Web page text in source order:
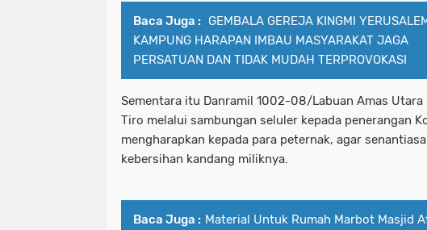
Baca Juga : GEMBALA GEREJA KINGMI
KAMPUNG HARAPAN IMBAU MASYARAKAT JAGA
PERSATUAN DAN TIDAK MUDAH TERPROVOKASI
Sementara itu Danramil 1002-08/Labuan Amas Utara
Tiro melalui sambungan seluler kepada penerangan
mengharapkan kepada para peternak, agar
kebersihan kandang miliknya.
Baca Juga : Material Untuk Rumah Marbot Masjid